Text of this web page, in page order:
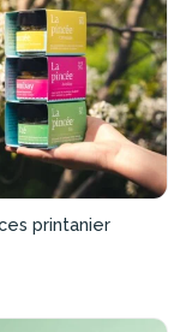
printanier